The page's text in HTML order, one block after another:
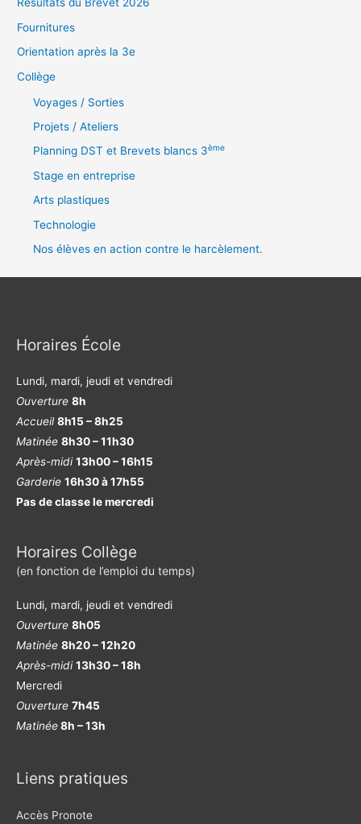
Résultats du Brevet 2026
Fournitures
Orientation après la 3e
Collège
Voyages / Sorties
Projets / Ateliers
Planning DST et Brevets blancs 3ème
Stage en entreprise
Arts plastiques
Technologie
Nos élèves en action contre le harcèlement.
Horaires École
Lundi, mardi, jeudi et vendredi
Ouverture 8h
Accueil 8h15 – 8h25
Matinée 8h30 – 11h30
Après-midi 13h00 – 16h15
Garderie 16h30 à 17h55
Pas de classe le mercredi
Horaires Collège
(en fonction de l’emploi du temps)
Lundi, mardi, jeudi et vendredi
Ouverture 8h05
Matinée 8h20 – 12h20
Après-midi 13h30 – 18h
Mercredi
Ouverture 7h45
Matinée8h – 13h
Liens pratiques
Accès Pronote